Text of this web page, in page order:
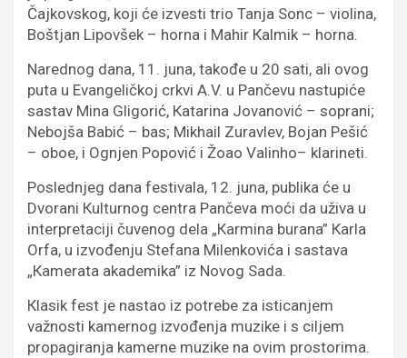
Čajkovskog, koji će izvesti trio Tanja Sonc – violina,
Boštjan Lipovšek – horna i Mahir Кalmik – horna.
Narednog dana, 11. juna, takođe u 20 sati, ali ovog
puta u Evangeličkoj crkvi A.V. u Pančevu nastupiće
sastav Mina Gligorić, Кatarina Jovanović – soprani;
Nebojša Babić – bas; Mikhail Zuravlev, Bojan Pešić
– oboe, i Ognjen Popović i Žoao Valinho– klarineti.
Poslednjeg dana festivala, 12. juna, publika će u
Dvorani Кulturnog centra Pančeva moći da uživa u
interpretaciji čuvenog dela „Кarmina burana” Кarla
Orfa, u izvođenju Stefana Milenkovića i sastava
„Кamerata akademika” iz Novog Sada.
Кlasik fest je nastao iz potrebe za isticanjem
važnosti kamernog izvođenja muzike i s ciljem
propagiranja kamerne muzike na ovim prostorima.